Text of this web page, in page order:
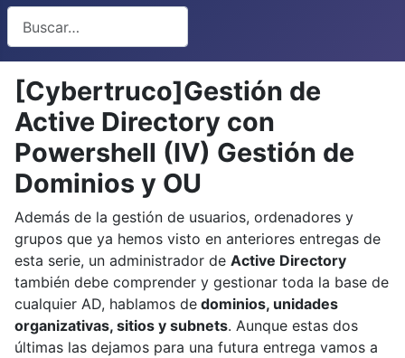
[Cybertruco]Gestión de
Active Directory con
Powershell (IV) Gestión de
Dominios y OU
Además de la gestión de usuarios, ordenadores y
grupos que ya hemos visto en anteriores entregas de
esta serie, un administrador de Active Directory
también debe comprender y gestionar toda la base de
cualquier AD, hablamos de dominios, unidades
organizativas, sitios y subnets. Aunque estas dos
últimas las dejamos para una futura entrega vamos a